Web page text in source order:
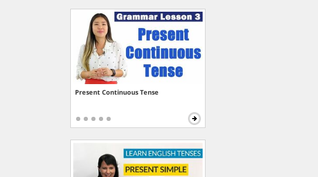
Present Continuous Tense